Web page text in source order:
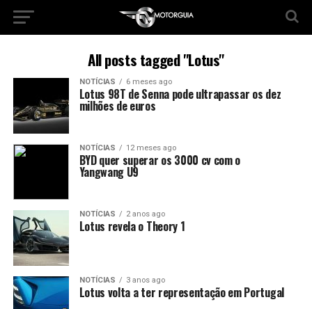
All posts tagged "Lotus"
NOTÍCIAS 6 meses ago
Lotus 98T de Senna pode ultrapassar os dez
milhões de euros
NOTÍCIAS 12 meses ago
BYD quer superar os 3000 cv com o
Yangwang U9
NOTÍCIAS 2 anos ago
Lotus revela o Theory 1
NOTÍCIAS 3 anos ago
Lotus volta a ter representação em Portugal